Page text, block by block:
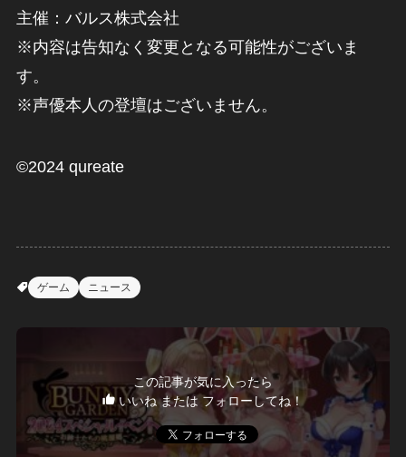
主催：バルス株式会社
※内容は告知なく変更となる可能性がございま
す。
※声優本人の登壇はございません。
©2024 qureate
ゲーム ニュース
この記事が気に入ったら
いいね または フォローしてね！